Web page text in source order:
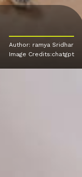
Author: ramya Sridhar
Image Credits:chatgpt